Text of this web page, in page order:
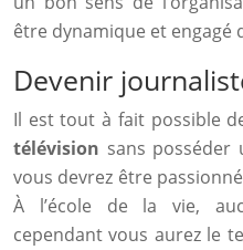
être dynamique et engagé
Devenir
Il est tout à fait possible
télévision sans posséder
vous devrez être
À l’école de la vie,
cependant vous aurez le